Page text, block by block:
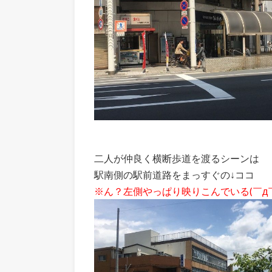
二人が仲良く横断歩道を渡るシーンは
駅南側の駅前道路をまっすぐの↓ココ
※ん？左側やっぱり映りこんでいる(￣д